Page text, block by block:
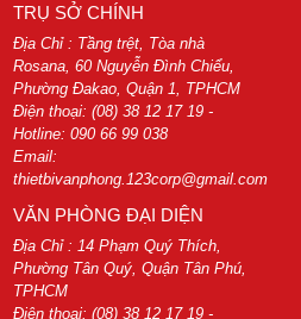
TRỤ SỞ CHÍNH
Địa Chỉ : Tầng trệt, Tòa nhà
Rosana, 60 Nguyễn Đình Chiểu,
Phường Đakao, Quận 1, TPHCM
Điện thoại: (08) 38 12 17 19 -
Hotline: 090 66 99 038
Email:
thietbivanphong.123corp@gmail.com
VĂN PHÒNG ĐẠI DIỆN
Địa Chỉ : 14 Phạm Quý Thích,
Phường Tân Quý, Quận Tân Phú,
TPHCM
Điện thoại: (08) 38 12 17 19 -